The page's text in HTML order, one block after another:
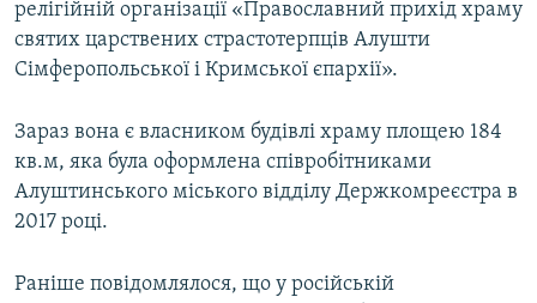
релігійній організації «Православний прихід храму
святих царствених страстотерпців Алушти
Сімферопольської і Кримської єпархії».
Зараз вона є власником будівлі храму площею 184
кв.м, яка була оформлена співробітниками
Алуштинського міського відділу Держкомреєстра в
2017 році.
Раніше повідомлялося, що у російській